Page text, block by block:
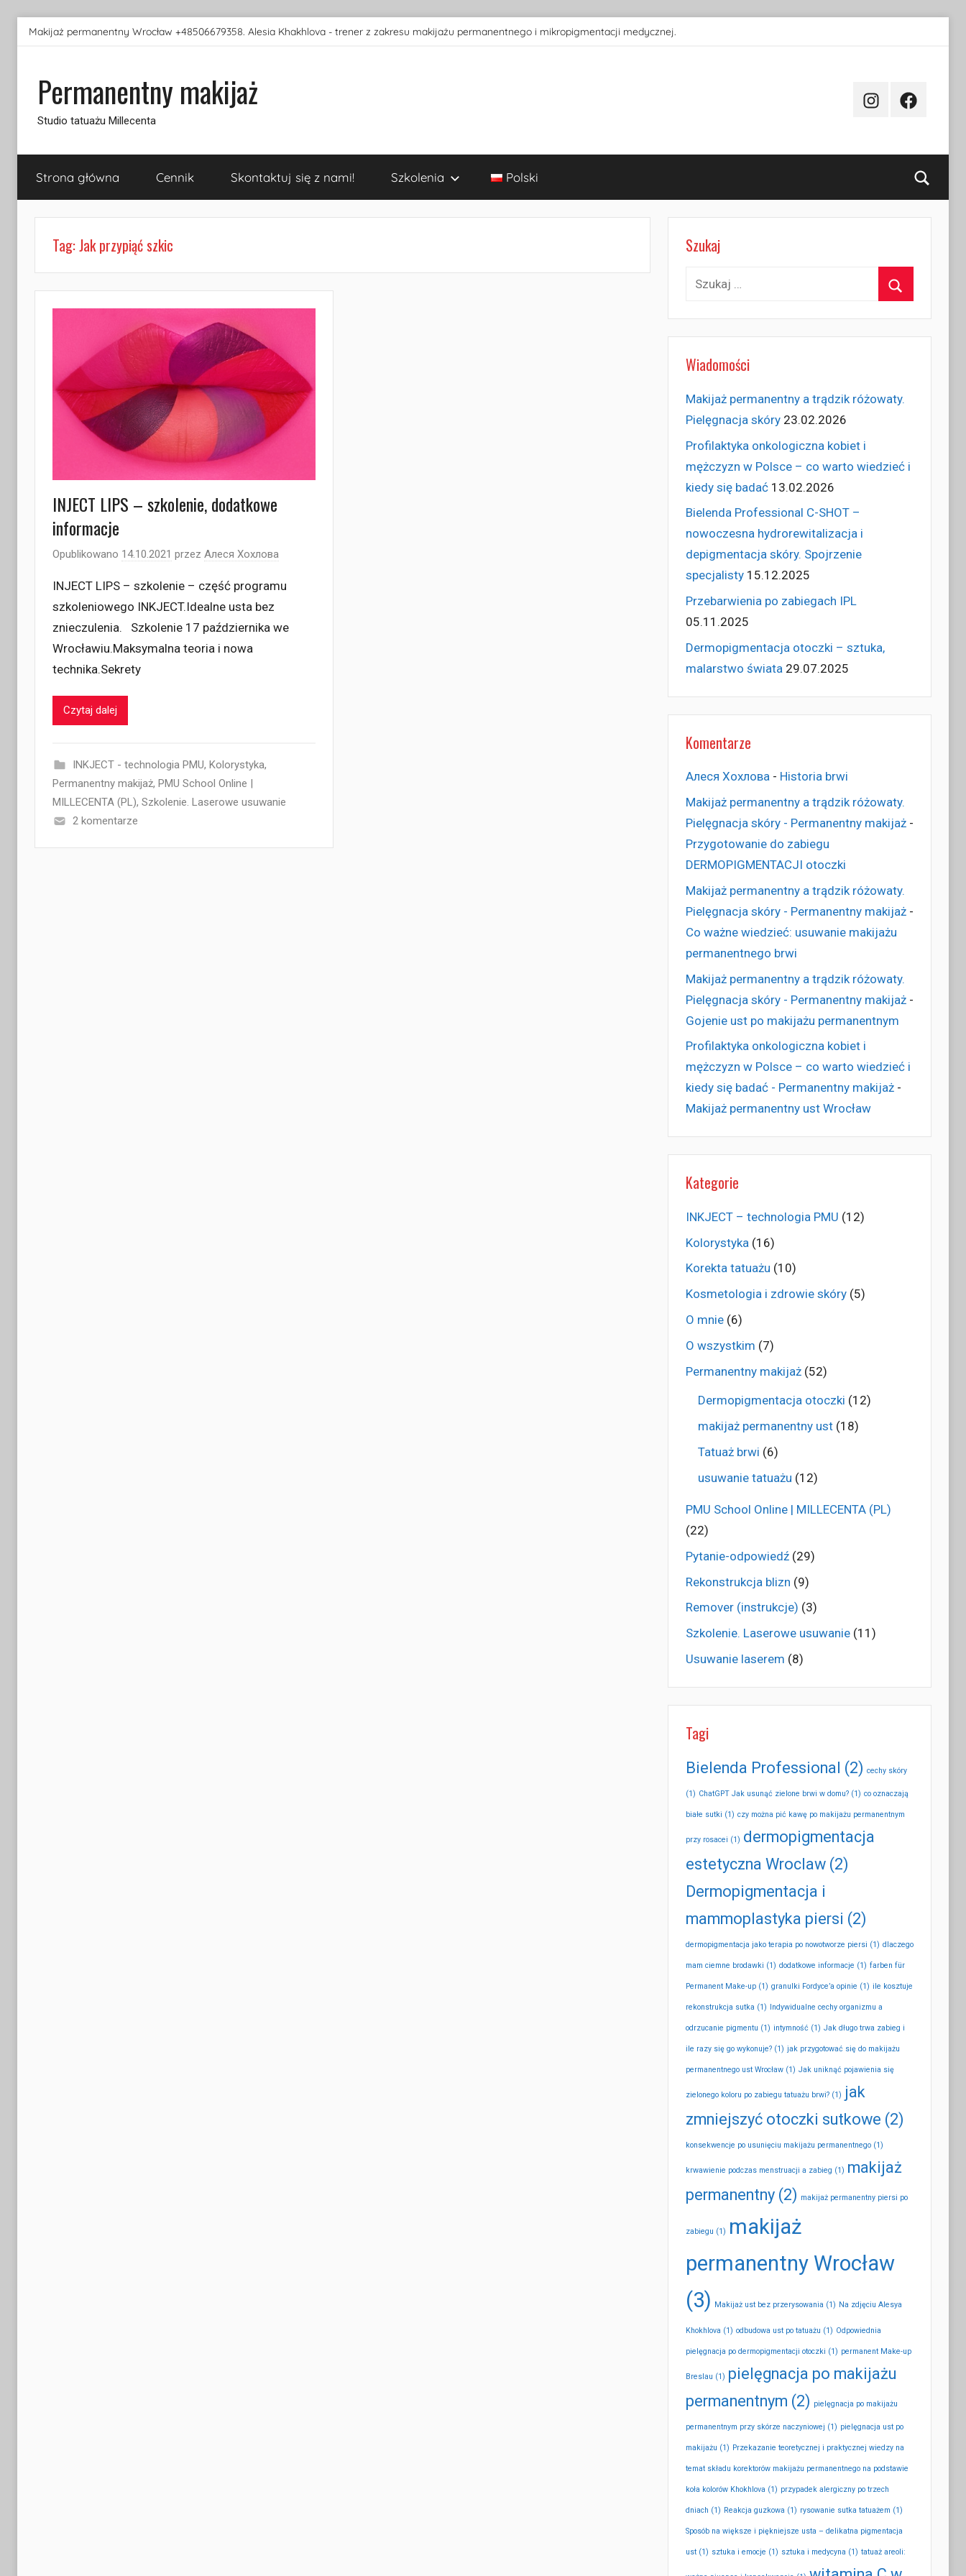
Przejdź
Makijaż permanentny Wrocław +48506679358. Alesia Khakhlova - trener z zakresu makijażu permanentnego i mikropigmentacji medycznej.
Permanentny makijaż
Studio tatuażu Millecenta
InstagramFacebook
Strona główna Cennik Skontaktuj się z nami! Szkolenia Polski
Tag:Jak przypiąć szkic
INJECT LIPS – szkolenie, dodatkowe
informacje
Opublikowano 14.10.2021 przez Алеся Хохлова
INJECT LIPS – szkolenie – część programu
szkoleniowego INKJECT.Idealne usta bez
znieczulenia.⠀Szkolenie 17 października we
Wrocławiu.Maksymalna teoria i nowa
technika.Sekrety
Czytaj dalej
INKJECT - technologia PMU, Kolorystyka,
Permanentny makijaż, PMU School Online |
MILLECENTA (PL), Szkolenie. Laserowe usuwanie
2 komentarze
Szukaj
Szukaj:
Wiadomości
Makijaż permanentny a trądzik różowaty.
Pielęgnacja skóry 23.02.2026
Profilaktyka onkologiczna kobiet i
mężczyzn w Polsce – co warto wiedzieć i
kiedy się badać 13.02.2026
Bielenda Professional C-SHOT –
nowoczesna hydrorewitalizacja i
depigmentacja skóry. Spojrzenie
specjalisty 15.12.2025
Przebarwienia po zabiegach IPL
05.11.2025
Dermopigmentacja otoczki – sztuka,
malarstwo świata 29.07.2025
Komentarze
Алеся Хохлова- Historia brwi
Makijaż permanentny a trądzik różowaty.
Pielęgnacja skóry - Permanentny makijaż-
Przygotowanie do zabiegu
DERMOPIGMENTACJI otoczki
Makijaż permanentny a trądzik różowaty.
Pielęgnacja skóry - Permanentny makijaż-
Co ważne wiedzieć: usuwanie makijażu
permanentnego brwi
Makijaż permanentny a trądzik różowaty.
Pielęgnacja skóry - Permanentny makijaż-
Gojenie ust po makijażu permanentnym
Profilaktyka onkologiczna kobiet i
mężczyzn w Polsce – co warto wiedzieć i
kiedy się badać - Permanentny makijaż-
Makijaż permanentny ust Wrocław
Kategorie
INKJECT – technologia PMU (12)
Kolorystyka (16)
Korekta tatuażu (10)
Kosmetologia i zdrowie skóry(5)
O mnie(6)
O wszystkim (7)
Permanentny makijaż(52)
Dermopigmentacja otoczki (12)
makijaż permanentny ust(18)
Tatuaż brwi (6)
usuwanie tatuażu (12)
PMU School Online | MILLECENTA (PL)
(22)
Pytanie-odpowiedź(29)
Rekonstrukcja blizn (9)
Remover (instrukcje) (3)
Szkolenie. Laserowe usuwanie(11)
Usuwanie laserem (8)
Tagi
Bielenda Professional (2) cechy skóry
(1) ChatGPT Jak usunąć zielone brwi w domu?(1) co oznaczają
białe sutki (1) czy można pić kawę po makijażu permanentnym
przy rosacei (1) dermopigmentacja
estetyczna Wroclaw(2)
Dermopigmentacja i
mammoplastyka piersi (2)
dermopigmentacja jako terapia po nowotworze piersi (1) dlaczego
mam ciemne brodawki (1) dodatkowe informacje (1) farben für
Permanent Make-up(1) granulki Fordyce’a opinie (1) ile kosztuje
rekonstrukcja sutka (1) Indywidualne cechy organizmu a
odrzucanie pigmentu (1) intymność(1) Jak długo trwa zabieg i
ile razy się go wykonuje?(1) jak przygotować się do makijażu
permanentnego ust Wrocław(1) Jak uniknąć pojawienia się
zielonego koloru po zabiegu tatuażu brwi?(1) jak
zmniejszyć otoczki sutkowe (2)
konsekwencje po usunięciu makijażu permanentnego(1)
krwawienie podczas menstruacji a zabieg (1) makijaż
permanentny(2) makijaż permanentny piersi po
zabiegu (1) makijaż
permanentny Wrocław
(3) Makijaż ust bez przerysowania (1) Na zdjęciu Alesya
Khokhlova (1) odbudowa ust po tatuażu (1) Odpowiednia
pielęgnacja po dermopigmentacji otoczki (1) permanent Make-up
Breslau (1) pielęgnacja po makijażu
permanentnym (2) pielęgnacja po makijażu
permanentnym przy skórze naczyniowej (1) pielęgnacja ust po
makijażu (1) Przekazanie teoretycznej i praktycznej wiedzy na
temat składu korektorów makijażu permanentnego na podstawie
koła kolorów Khokhlova (1) przypadek alergiczny po trzech
dniach (1) Reakcja guzkowa (1) rysowanie sutka tatuażem (1)
Sposób na większe i piękniejsze usta – delikatna pigmentacja
ust(1) sztuka i emocje (1) sztuka i medycyna (1) tatuaż areoli: